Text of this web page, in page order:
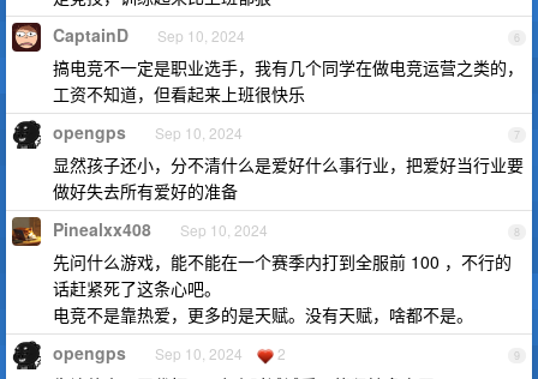
6
CaptainD Sep 10, 2024
搞电竞不一定是职业选手，我有几个同学在做电竞运营之类的，
工资不知道，但看起来上班很快乐
7
opengps Sep 10, 2024
显然孩子还小，分不清什么是爱好什么事行业，把爱好当行业要
做好失去所有爱好的准备
8
Pinealxx408 Sep 10, 2024
先问什么游戏，能不能在一个赛季内打到全服前 100 ，不行的
话赶紧死了这条心吧。
电竞不是靠热爱，更多的是天赋。没有天赋，啥都不是。
9
opengps Sep 10, 2024 2